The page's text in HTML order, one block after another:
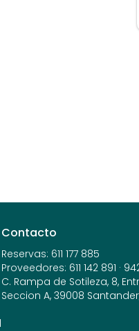
Contacto
Reservas: 611 177 885
Proveedores: 611 142 891 ·
C. Rampa de Sotileza, 8,
Seccion A, 39008